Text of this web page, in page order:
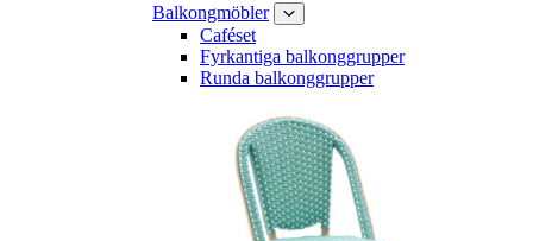
Balkongmöbler
Caféset
Fyrkantiga balkonggrupper
Runda balkonggrupper